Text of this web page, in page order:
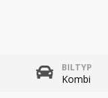
BILTYP
Kombi